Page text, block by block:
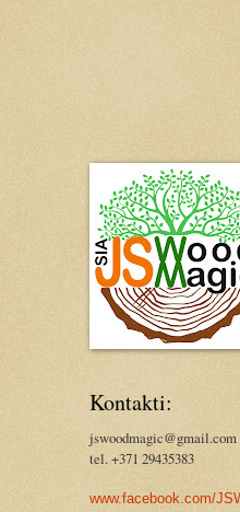
Kontakti:
jswoodmagic@gmail.com
tel. +371 29435383
www.facebook.com/